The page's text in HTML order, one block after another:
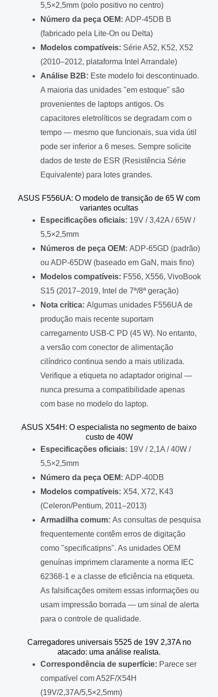
5,5×2,5mm (polo positivo no centro)
Número da peça OEM: ADP-45DB B
(fabricado pela Lite-On ou Delta)
Modelos compatíveis: Série A52, K52, X52
(2010–2012, plataforma Intel Arrandale)
Análise B2B: Este modelo foi descontinuado.
A maioria das unidades "em estoque" são
provenientes de laptops antigos. Os
capacitores eletrolíticos se degradam com o
tempo — mesmo que funcionais, sua vida útil
pode ser inferior a 6 meses. Sempre solicite
dados de teste de ESR (Resistência Série
Equivalente) para lotes grandes.
ASUS F556UA: O modelo de transição de 65 W com
variantes ocultas
Especificações oficiais: 19V / 3,42A / 65W /
5,5×2,5mm
Números de peça OEM: ADP-65GD (padrão)
ou ADP-65DW (baseado em GaN, mais fino)
Modelos compatíveis: F556, X556, VivoBook
S15 (2017–2019, Intel de 7ª/8ª geração)
Nota crítica: Algumas unidades F556UA de
produção mais recente suportam
carregamento USB-C PD (45 W). No entanto,
a versão com conector de alimentação
cilíndrico continua sendo a mais utilizada.
Verifique a etiqueta no adaptador original —
nunca presuma a compatibilidade apenas
com base no modelo do laptop.
ASUS X54H: O especialista no segmento de baixo
custo de 40W
Especificações oficiais: 19V / 2,1A / 40W /
5,5×2,5mm
Número da peça OEM: ADP-40DB
Modelos compatíveis: X54, X72, K43
(Celeron/Pentium, 2011–2013)
Armadilha comum: As consultas de pesquisa
frequentemente contêm erros de digitação
como "specificatipns". As unidades OEM
genuínas imprimem claramente a norma IEC
62368-1 e a classe de eficiência na etiqueta.
As falsificações omitem essas informações ou
usam impressão borrada — um sinal de alerta
para o controle de qualidade.
Carregadores universais 5525 de 19V 2,37A no
atacado: uma análise realista.
Correspondência de superfície: Parece ser
compatível com A52F/X54H
(19V/2,37A/5,5×2,5mm)